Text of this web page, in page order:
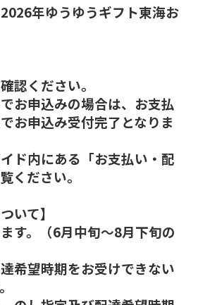
年ゆうゆうギフト東海お
認ください。
お申込みの場合は、お支払
お申込み受付完了となりま
ド内にある「お支払い・配
ください。
いて】
す。（6月中旬～8月下旬の
希望時期をお受けできない